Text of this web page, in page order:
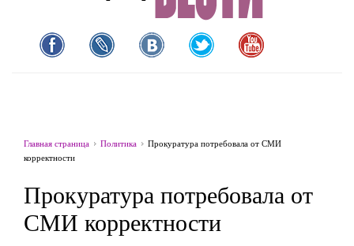
Главная страница Политика
Прокуратура потребовала от СМИ
корректности
Прокуратура потребовала от
СМИ корректности